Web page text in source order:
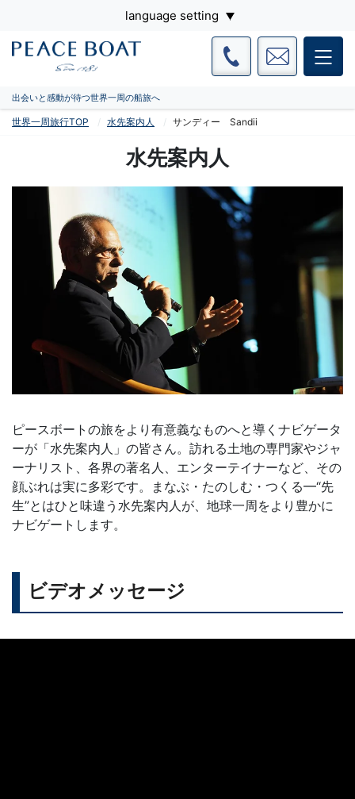
language setting
出会いと感動が待つ世界一周の船旅へ
世界一周旅行TOP 水先案内人 サンディー Sandii
水先案内人
ピースボートの旅をより有意義なものへと導くナビゲータ
ーが「水先案内人」の皆さん。訪れる土地の専門家やジャ
ーナリスト、各界の著名人、エンターテイナーなど、その
顔ぶれは実に多彩です。まなぶ・たのしむ・つくる━“先
生”とはひと味違う水先案内人が、地球一周をより豊かに
ナビゲートします。
ビデオメッセージ